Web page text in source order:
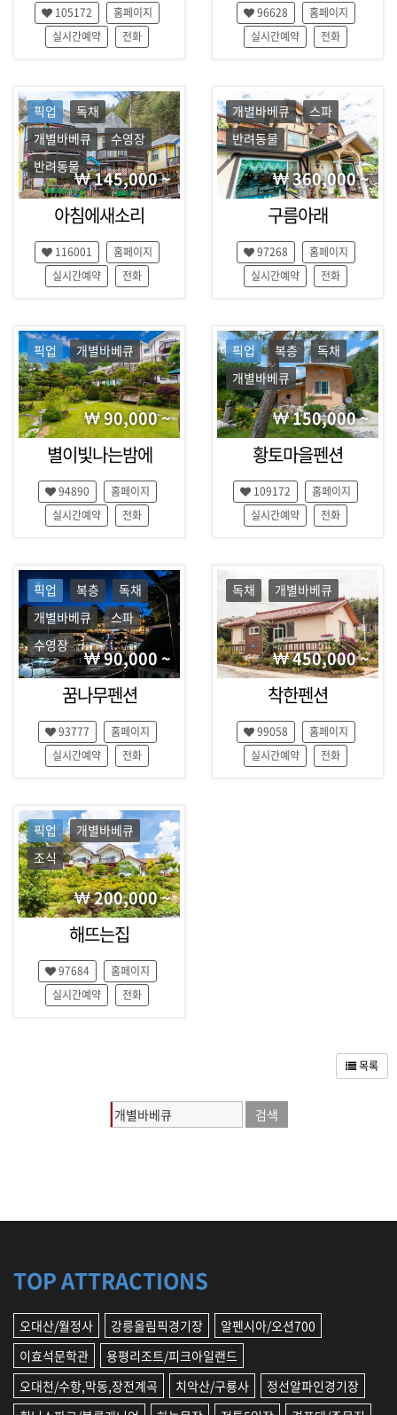
105172
홈페이지
실시간예약
전화
96628
홈페이지
실시간예약
전화
픽업
독채
개별바베큐
수영장
반려동물
145,000 ~
아침에새소리
116001
홈페이지
실시간예약
전화
개별바베큐
스파
반려동물
360,000 ~
구름아래
97268
홈페이지
실시간예약
전화
픽업 개별바베큐
90,000 ~
별이빛나는밤에
94890
홈페이지
실시간예약
전화
픽업 복층
독채
개별바베큐
150,000 ~
황토마을펜션
109172
홈페이지
실시간예약
전화
픽업 복층
독채
개별바베큐
스파
수영장
90,000 ~
꿈나무펜션
93777
홈페이지
실시간예약
전화
독채 개별바베큐
450,000 ~
착한펜션
99058
홈페이지
실시간예약
전화
픽업
개별바베큐
조식
200,000 ~
해뜨는집
97684
홈페이지
실시간예약
전화
목록
TOP ATTRACTIONS
오대산/월정사 강릉올림픽경기장
알펜시아/오션700
이효석문학관
용평리조트/피크아일랜드
오대천/수항,막동,장전계곡
치악산/구룡사
정선알파인경기장